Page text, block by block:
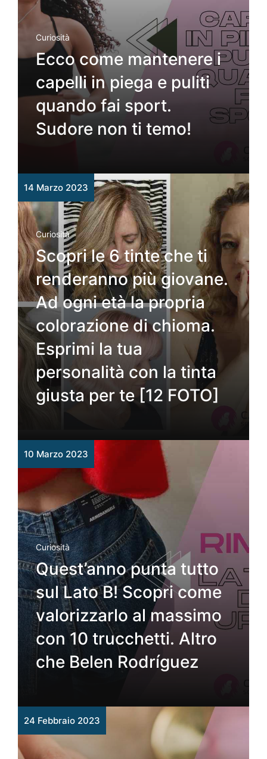
Curiosità
Ecco come mantenere i
capelli in piega e puliti
quando fai sport.
Sudore non ti temo!
14 Marzo 2023
Curiosità
Scopri le 6 tinte che ti
renderanno più giovane.
Ad ogni età la propria
colorazione di chioma.
Esprimi la tua
personalità con la tinta
giusta per te [12 FOTO]
10 Marzo 2023
Curiosità
Quest’anno punta tutto
sul Lato B! Scopri come
valorizzarlo al massimo
con 10 trucchetti. Altro
che Belen Rodríguez
24 Febbraio 2023